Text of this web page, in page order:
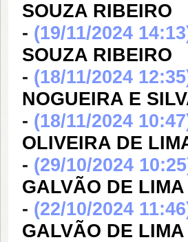
SOUZA RIBEIRO
- (19/11/2024
SOUZA RIBEIRO
- (18/11/2024
NOGUEIRA E
- (18/11/2024
OLIVEIRA DE
- (29/10/2024
GALVÃO DE LIMA
- (22/10/2024
GALVÃO DE LIMA